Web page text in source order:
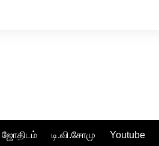
ஜோதிடம் டி.வி.சோமு Youtube